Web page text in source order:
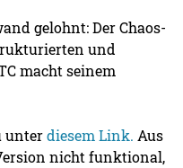
gelohnt: Der Chaos-
und
macht seinem
unterdiesem Link. Aus
nicht funktional,